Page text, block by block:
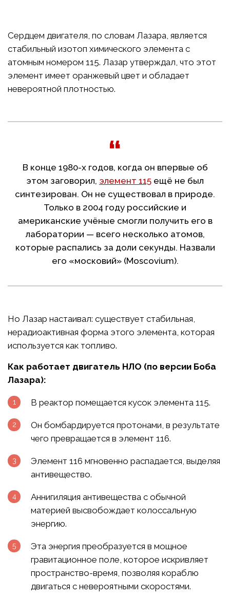
Сердцем двигателя, по словам Лазара, является
стабильный изотоп химического элемента с
атомным номером 115. Лазар утверждал, что этот
элемент имеет оранжевый цвет и обладает
невероятной плотностью.
В конце 1980-х годов, когда он впервые об
этом заговорил, элемент 115 ещё не был
синтезирован. Он не существовал в природе.
Только в 2004 году российские и
американские учёные смогли получить его в
лаборатории — всего несколько атомов,
которые распались за доли секунды. Назвали
его «московий» (Moscovium).
Но Лазар настаивал: существует стабильная,
нерадиоактивная форма этого элемента, которая
используется как топливо.
Как работает двигатель НЛО (по версии Боба
Лазара):
В реактор помещается кусок элемента 115.
Он бомбардируется протонами, в результате
чего превращается в элемент 116.
Элемент 116 мгновенно распадается, выделяя
антивещество.
Аннигиляция антивещества с обычной
материей высвобождает колоссальную
энергию.
Эта энергия преобразуется в мощное
гравитационное поле, которое искривляет
пространство-время, позволяя кораблю
двигаться с невероятными скоростями.